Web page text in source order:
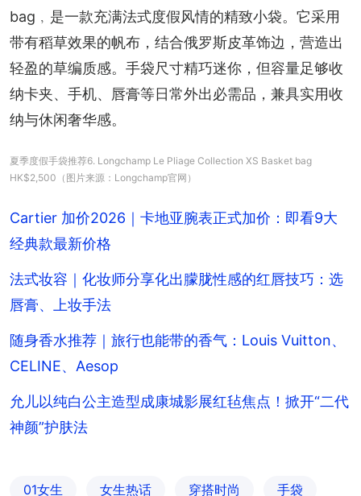
bag﹐是一款充满法式度假风情的精致小袋。它采用
带有稻草效果的帆布，结合俄罗斯皮革饰边，营造出
轻盈的草编质感。手袋尺寸精巧迷你，但容量足够收
纳卡夹、手机、唇膏等日常外出必需品，兼具实用收
纳与休闲奢华感。
夏季度假手袋推荐6. Longchamp Le Pliage Collection XS Basket bag
HK$2,500（图片来源：Longchamp官网）
Cartier 加价2026｜卡地亚腕表正式加价：即看9大
经典款最新价格
法式妆容｜化妆师分享化出朦胧性感的红唇技巧：选
唇膏、上妆手法
随身香水推荐｜旅行也能带的香气：Louis Vuitton、
CELINE、Aesop
允儿以纯白公主造型成康城影展红毡焦点！掀开“二代
神颜”护肤法
01女生 女生热话 穿搭时尚 手袋